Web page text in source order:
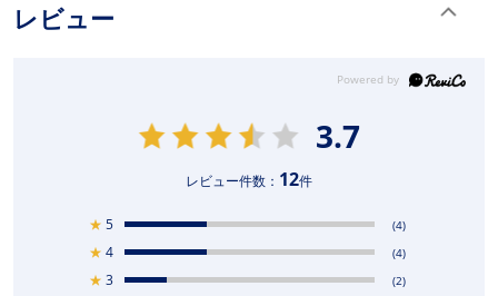
レビュー
3.7
レビュー件数： 12件
★ 5 (4)
★ 4 (4)
★ 3 (2)